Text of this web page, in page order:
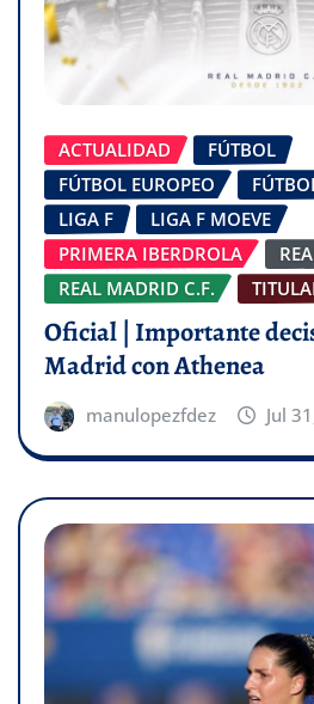
ACTUALIDAD
FÚTBOL
FÚTBOL EUROPEO
LIGA F
LIGA F MOEVE
PRIMERA IBERDROLA
REAL MADRID C.F.
Oficial | Importante
Madrid con Athenea
manulopezfdez Jul